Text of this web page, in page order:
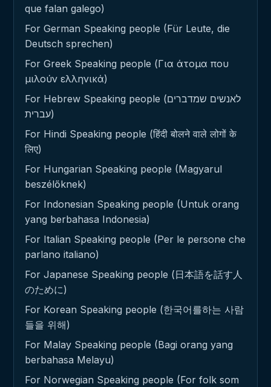
que falan galego)
For German Speaking people (Für Leute, die
Deutsch sprechen)
For Greek Speaking people (Για άτομα που
μιλούν ελληνικά)
For Hebrew Speaking people (לאנשים שמדברים
עברית)
For Hindi Speaking people (हिंदी बोलने वाले लोगों के
लिए)
For Hungarian Speaking people (Magyarul
beszélőknek)
For Indonesian Speaking people (Untuk orang
yang berbahasa Indonesia)
For Italian Speaking people (Per le persone che
parlano italiano)
For Japanese Speaking people (日本語を話す人
のために)
For Korean Speaking people (한국어를하는 사람
들을 위해)
For Malay Speaking people (Bagi orang yang
berbahasa Melayu)
For Norwegian Speaking people (For folk som